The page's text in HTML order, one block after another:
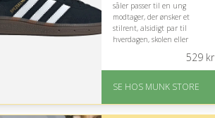
såler passer til en ung
modtager, der ønsker et
stilrent, alsidigt par til
hverdagen, skolen eller
På lager
Levering: 1-2 dages
529kr
SE HOS MUNK STORE